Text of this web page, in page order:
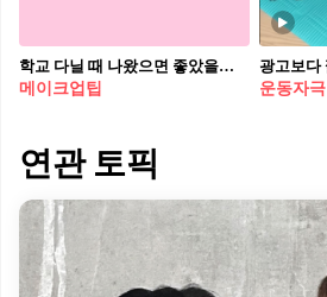
학교 다닐 때 나왔으면 좋았을걸...😮 원샷원킬 올인원 펜슬로 간편하게 메이크업 완성해 보자💄💗 바쁜 아침, 메이크업 시간을 단축해 줄 아이템이 등장했는데요. 레쉬테라피 오스트레일라의 4 in 1 메이크업 펜은 네 가지 멀티 라이너를 하나에 담은 컴팩트한 제품입니다. 블랙 아이라이너, 연핑크 립 라이너, 브로우 펜슬, 화이트 하이라이터로 구성되었죠. 샤프한 펜슬 타입으로 디테일한 터치가 가능하고, 휴대하기 간편해 이동 중이나 여행지에서도 빠르게 수정 메이크업할 수 있는 점이 특징이죠. 파우치 속 공간은 줄이고 활용도는 높인, 요즘 같은 바쁜 일상에 꼭 필요한 메이크업템입니다.
메이크업팁
운동자극
연관 토픽